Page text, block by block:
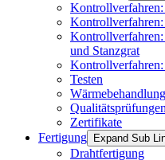
und Stanzgrat
Testen
Zertifikate
Fertigung
Expand Sub
Drahtfertigung